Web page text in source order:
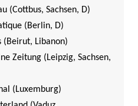
(Cottbus, Sachsen, D)
(Berlin, D)
(Beirut, Libanon)
Zeitung (Leipzig, Sachsen,
(Luxemburg)